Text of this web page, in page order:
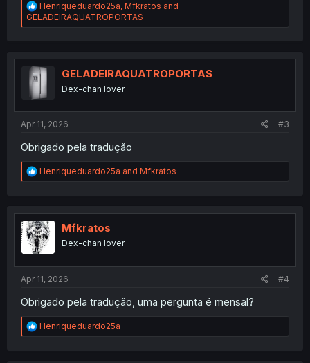
R
e
a
i
o
n
s
Henriqueduardo25a, Mfkratos and
GELADEIRAQUATROPORTAS
GELADEIRAQUATROPORTAS
Dex-chan lover
Apr 11, 2026 #3
Obrigado pela tradução
R
e
t
i
o
n
Henriqueduardo25a and Mfkratos
Mfkratos
Dex-chan lover
Apr 11, 2026 #4
Obrigado pela tradução, uma pergunta é mensal?
R
e
Henriqueduardo25a